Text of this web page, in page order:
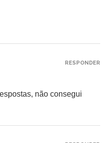
não consegui
RESPONDER